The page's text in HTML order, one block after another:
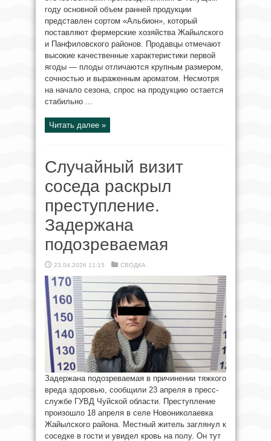
году основной объем ранней продукции
представлен сортом «Альбион», который
поставляют фермерские хозяйства Жайылского
и Панфиловского районов. Продавцы отмечают
высокие качественные характеристики первой
ягоды — плоды отличаются крупным размером,
сочностью и выраженным ароматом. Несмотря
на начало сезона, спрос на продукцию остается
стабильно ...
Читать далее »
Случайный визит
соседа раскрыл
преступление.
Задержана
подозреваемая
23.04.2026 11:15 СВОДКА
Задержана подозреваемая в причинении тяжкого
вреда здоровью, сообщили 23 апреля в пресс-
службе ГУВД Чуйской области. Преступление
произошло 18 апреля в селе Новониколаевка
Жайылского района. Местный житель заглянул к
соседке в гости и увидел кровь на полу. Он тут